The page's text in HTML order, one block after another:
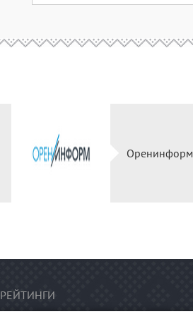
Оренинформ
РЕЙТИНГИ